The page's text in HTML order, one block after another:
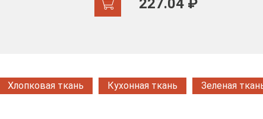
227.04 ₽
Хлопковая ткань Кухонная ткань Зеленая